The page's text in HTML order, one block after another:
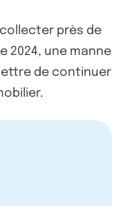
collecter près de
2024, une manne
de continuer